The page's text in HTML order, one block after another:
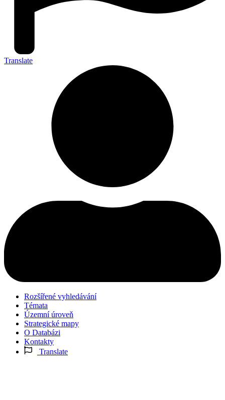
Translate
Rozšířené vyhledávání
Témata
Územní úroveň
Strategické mapy
O Databázi
Kontakty
Translate